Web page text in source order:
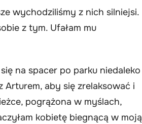
wychodziliśmy z nich silniejsi.
z tym. Ufałam mu
na spacer po parku niedaleko
Arturem, aby się zrelaksować i
pogrążona w myślach,
kobietę biegnącą w moją